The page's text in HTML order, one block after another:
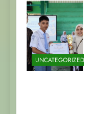
UNCATEGORIZED